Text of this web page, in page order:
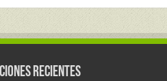
Recientes